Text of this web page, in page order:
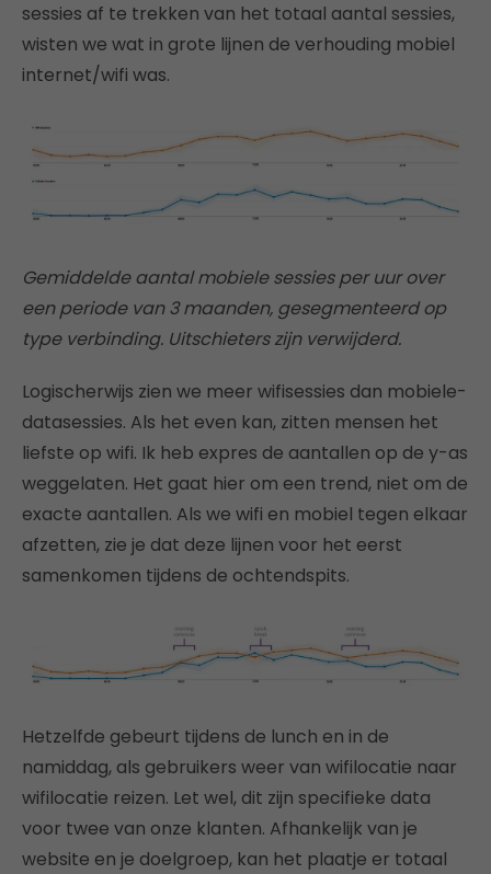
sessies af te trekken van het totaal aantal sessies,
wisten we wat in grote lijnen de verhouding mobiel
internet/wifi was.
Gemiddelde aantal mobiele sessies per uur over
een periode van 3 maanden, gesegmenteerd op
type verbinding. Uitschieters zijn verwijderd.
Logischerwijs zien we meer wifisessies dan mobiele-
datasessies. Als het even kan, zitten mensen het
liefste op wifi. Ik heb expres de aantallen op de y-as
weggelaten. Het gaat hier om een trend, niet om de
exacte aantallen. Als we wifi en mobiel tegen elkaar
afzetten, zie je dat deze lijnen voor het eerst
samenkomen tijdens de ochtendspits.
Hetzelfde gebeurt tijdens de lunch en in de
namiddag, als gebruikers weer van wifilocatie naar
wifilocatie reizen. Let wel, dit zijn specifieke data
voor twee van onze klanten. Afhankelijk van je
website en je doelgroep, kan het plaatje er totaal